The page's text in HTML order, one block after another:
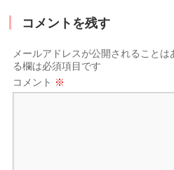
コメントを残す
メールアドレスが公開されることは
る欄は必須項目です
コメント ※